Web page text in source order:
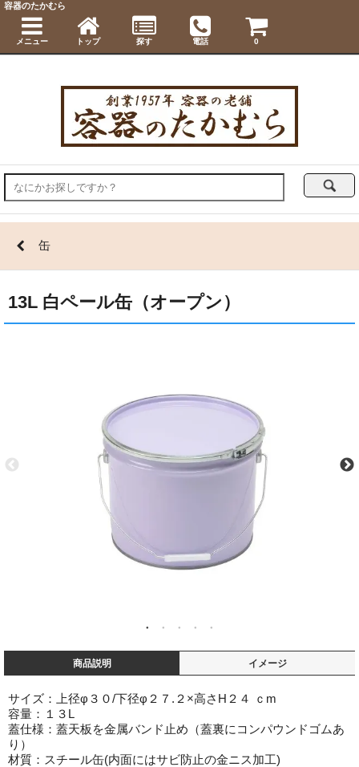
缶
13L 白ペール缶（オープン）
商品説明 イメージ
サイズ：上径φ３０/下径φ２７.２×高さH２４ ｃm
容量：１３L
蓋仕様：蓋天板を金属バンド止め（蓋裏にコンパウンドゴムあ
り）
材質：スチール缶(内面にはサビ防止の金ニス加工)
容器のたかむら
メニュー トップ 探す 電話 0